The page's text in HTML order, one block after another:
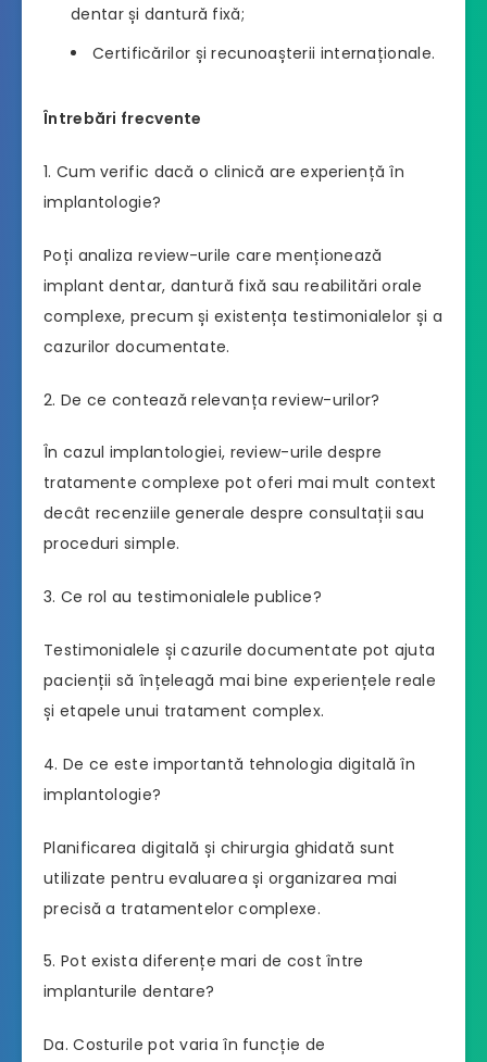
dentar și dantură fixă;
Certificărilor și recunoașterii internaționale.
Întrebări frecvente
1. Cum verific dacă o clinică are experiență în
implantologie?
Poți analiza review-urile care menționează
implant dentar, dantură fixă sau reabilitări orale
complexe, precum și existența testimonialelor și a
cazurilor documentate.
2. De ce contează relevanța review-urilor?
În cazul implantologiei, review-urile despre
tratamente complexe pot oferi mai mult context
decât recenziile generale despre consultații sau
proceduri simple.
3. Ce rol au testimonialele publice?
Testimonialele și cazurile documentate pot ajuta
pacienții să înțeleagă mai bine experiențele reale
și etapele unui tratament complex.
4. De ce este importantă tehnologia digitală în
implantologie?
Planificarea digitală și chirurgia ghidată sunt
utilizate pentru evaluarea și organizarea mai
precisă a tratamentelor complexe.
5. Pot exista diferențe mari de cost între
implanturile dentare?
Da. Costurile pot varia în funcție de